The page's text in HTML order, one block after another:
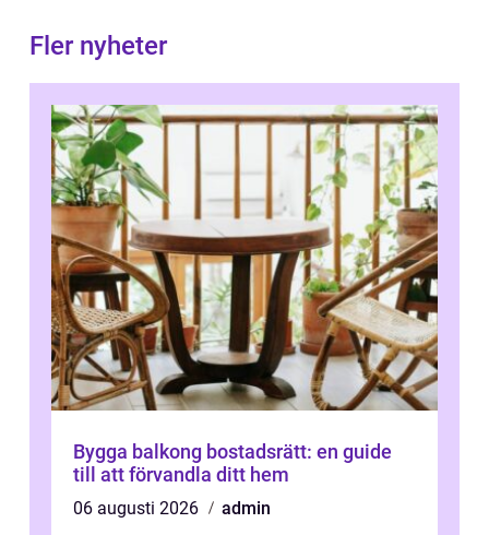
Fler nyheter
Bygga balkong bostadsrätt: en guide
till att förvandla ditt hem
06 augusti 2026
admin